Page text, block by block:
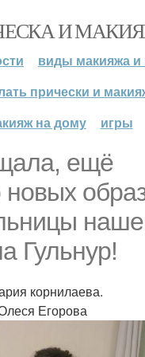
И
виды макияжа и
прически и
на дому
игры
ещё
новых
Гульнур!
корнилаева.
Егорова